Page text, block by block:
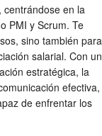
en la
PMI y Scrum. Te
sino también para
salarial. Con un
estratégica, la
efectiva,
de enfrentar los